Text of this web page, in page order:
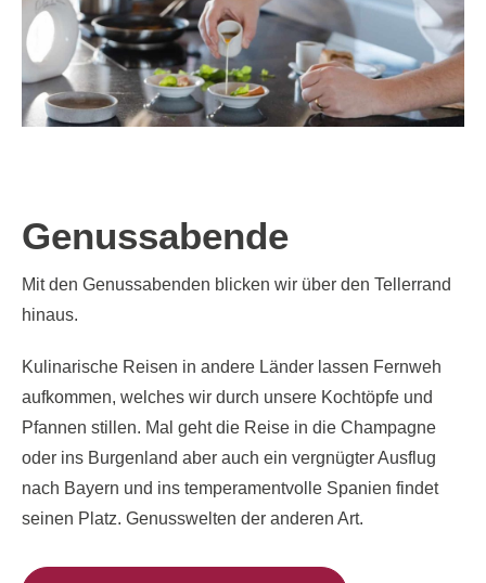
Genussabende
Mit den Genussabenden blicken wir über den Tellerrand
hinaus.
Kulinarische Reisen in andere Länder lassen Fernweh
aufkommen, welches wir durch unsere Kochtöpfe und
Pfannen stillen. Mal geht die Reise in die Champagne
oder ins Burgenland aber auch ein vergnügter Ausflug
nach Bayern und ins temperamentvolle Spanien findet
seinen Platz. Genusswelten der anderen Art.